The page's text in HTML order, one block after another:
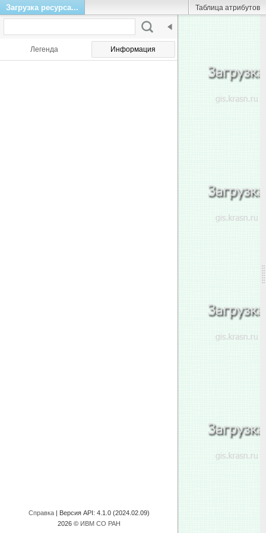
Загрузка ресурса... Таблица атрибутов
Легенда Информация
Справка| Версия API: 4.1.0 (2024.02.09)
2026 © ИВМ СО РАН